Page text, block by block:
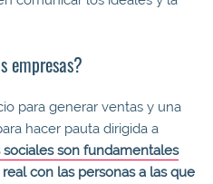
empresas?
para generar ventas y una
hacer pauta dirigida a
sociales son fundamentales
con las personas a las que